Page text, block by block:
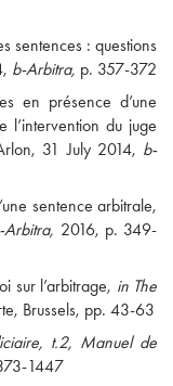
sentences : questions
b-Arbitra, p. 357-372
en présence d’une
l’intervention du juge
31 July 2014, b-
sentence arbitrale,
Arbitra, 2016, p. 349-
sur l’arbitrage, in The
Brussels, pp. 43-63
t.2, Manuel de
1447